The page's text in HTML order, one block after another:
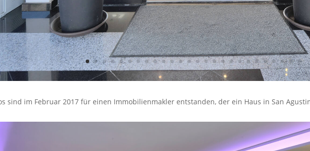
sind im Februar 2017 für einen Immobilienmakler entstanden, der ein Haus in San